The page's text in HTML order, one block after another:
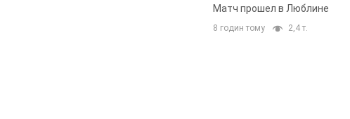
Матч прошел в Люблине
8 годин тому 2,4 т.